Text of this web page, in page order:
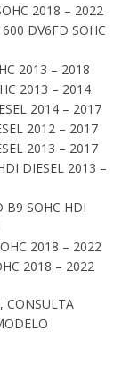
2018 – 2022
DV6FD SOHC
2013 – 2018
2013 – 2014
2014 – 2017
2012 – 2017
2013 – 2017
DIESEL 2013 –
B9 SOHC HDI
2018 – 2022
2018 – 2022
CONSULTA